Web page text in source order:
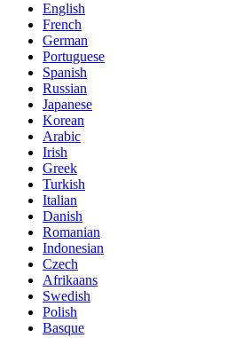
English
French
German
Portuguese
Spanish
Russian
Japanese
Korean
Arabic
Irish
Greek
Turkish
Italian
Danish
Romanian
Indonesian
Czech
Afrikaans
Swedish
Polish
Basque